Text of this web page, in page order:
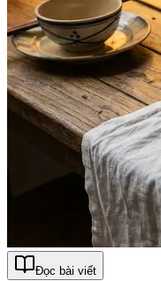
Đọc bài viết